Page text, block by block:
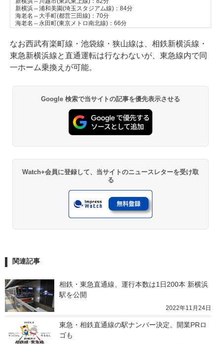
新横浜⇔浦和美園(埼玉スタジアム線)：84分
海老名⇔大手町(都営三田線)：70分
海老名⇔永田町(東京メトロ南北線)：66分
なお西武有楽町線・池袋線・狭山線は、相鉄新横浜線・
東急新横浜線と直通運転は行なわないが、東急線内で同
一ホーム乗換えが可能。
Google 検索で当サイトの記事を優先表示させる
Watch+会員に登録して、当サイトのニュースレターを受け取
る
関連記事
相鉄・東急直通線、運行本数は1日200本 新横浜
駅を公開
2022年11月24日
東急・相鉄直通線の駅ナンバー決定。開業PRロ
ゴも